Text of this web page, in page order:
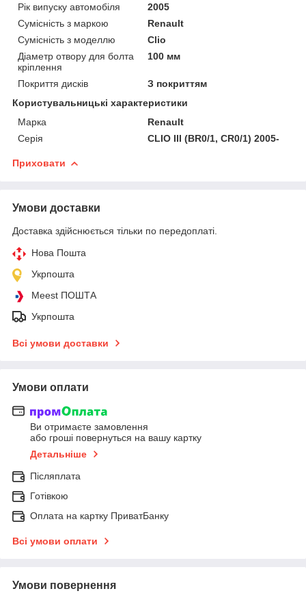
Рік випуску автомобіля
2005
Сумісність з маркою
Renault
Сумісність з моделлю
Clio
Діаметр отвору для болта
кріплення
100 мм
Покриття дисків
З покриттям
Користувальницькі характеристики
Марка
Renault
Серія
CLIO III (BR0/1, CR0/1) 2005-
Приховати
Умови доставки
Доставка здійснюється тільки по передоплаті.
Нова Пошта
Укрпошта
Meest ПОШТА
Укрпошта
Всі умови доставки
Умови оплати
Ви отримаєте замовлення
або гроші повернуться на вашу картку
Детальніше
Післяплата
Готівкою
Оплата на картку ПриватБанку
Всі умови оплати
Умови повернення